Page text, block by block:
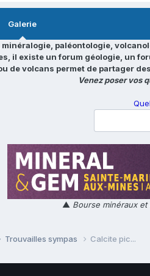
Galerie
paléontologie,
il existe un forum géologie, un
de volcans permet de partager
Venez poser vos
▲ Bourse minéraux
Trouvailles sympas Calcite pic...